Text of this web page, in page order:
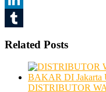
LinkedIn
Related Posts
DISTRIBUTOR